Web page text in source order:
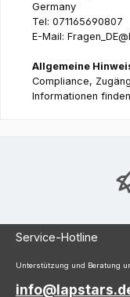
Germany
Tel: 071165690807
E-Mail:
Allgemeine
Compliance,
Informationen
Service-Hotline
Unterstützung und Beratung